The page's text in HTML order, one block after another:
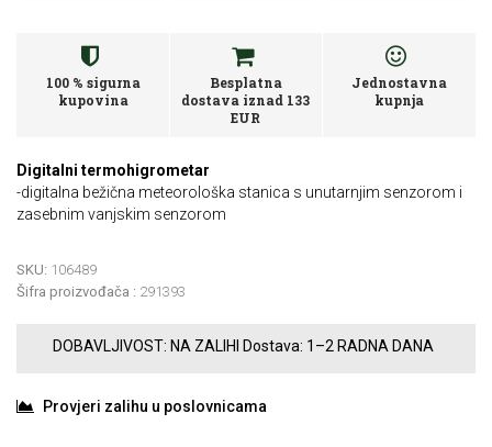
100 % sigurna
kupovina
Besplatna
dostava iznad 133
EUR
Jednostavna
kupnja
Digitalni termohigrometar
-digitalna bežična meteorološka stanica s unutarnjim senzorom i
zasebnim vanjskim senzorom
SKU: 106489
Šifra proizvođača : 291393
DOBAVLJIVOST: NA ZALIHI Dostava: 1–2 RADNA DANA
Provjeri zalihu u poslovnicama